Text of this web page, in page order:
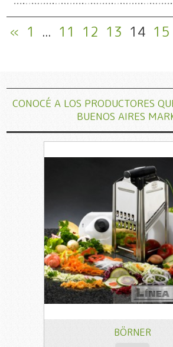
« 1 ... 11 12 13 14 15
CONOCÉ A LOS PRODUCTORES
BUENOS AIRES
BÖRNER